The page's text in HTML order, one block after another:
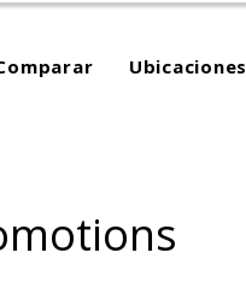
Ubicaciones